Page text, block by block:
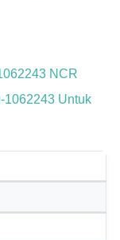
NCR
1062243 Untuk